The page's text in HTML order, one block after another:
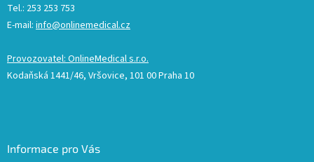
Tel.: 253 253 753
E-mail: info@onlinemedical.cz
Provozovatel: OnlineMedical s.r.o.
Kodaňská 1441/46, Vršovice, 101 00 Praha 10
Informace pro Vás